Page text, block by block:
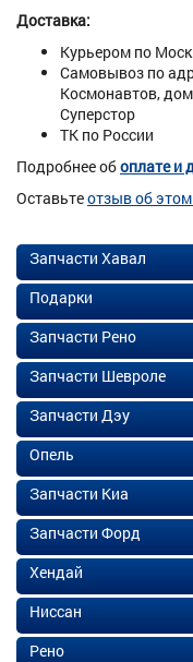
Доставка:
Курьером по
Самовывоз по
Космонавтов, дом
Суперстор
ТК по России
Подробнее обоплате и
Оставьтеотзыв об
Запчасти Хавал
Подарки
Запчасти Рено
Запчасти Шевроле
Запчасти Дэу
Опель
Запчасти Киа
Запчасти Форд
Хендай
Ниссан
Рено